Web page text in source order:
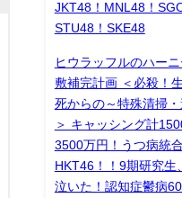
JKT48！MNL48！
STU48！SKE48
ヒウラッフルのハー
敷補完計画 ＜必殺！
死からの～特殊清掃
＞ キャッシング計
3500万円！うつ病統
HKT46！！9期研究生
泣いた！認知症鬱病